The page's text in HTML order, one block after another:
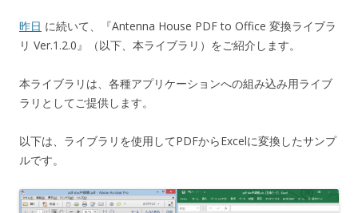
昨日 に続いて、『Antenna House PDF to Office 変換ライブラ
リ Ver.1.2.0』（以下、本ライブラリ）をご紹介します。
本ライブラリは、各種アプリケーションへの組み込み用ライブ
ラリとしてご提供します。
以下は、ライブラリを使用してPDFからExcelに変換したサンプ
ルです。